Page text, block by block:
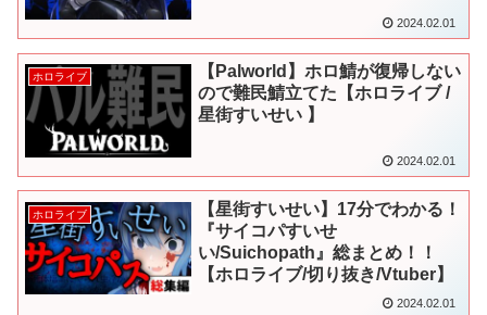
2024.02.01
ホロライブ
【Palworld】ホロ鯖が復帰しない
ので難民鯖立てた【ホロライブ /
星街すいせい 】
2024.02.01
ホロライブ
【星街すいせい】17分でわかる！
『サイコパすいせ
い/Suichopath』総まとめ！！
【ホロライブ/切り抜き/Vtuber】
2024.02.01